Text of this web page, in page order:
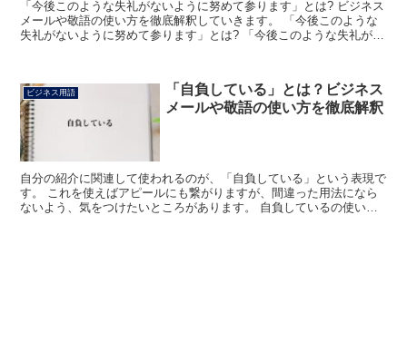
「今後このような失礼がないように努めて参ります」とは? ビジネス
メールや敬語の使い方を徹底解釈していきます。 「今後このような
失礼がないように努めて参ります」とは? 「今後このような失礼がな
ビジネス用語
「自負している」とは？ビジネス
メールや敬語の使い方を徹底解釈
自分の紹介に関連して使われるのが、「自負している」という表現で
す。 これを使えばアピールにも繋がりますが、間違った用法になら
ないよう、気をつけたいところがあります。 自負しているの使い方